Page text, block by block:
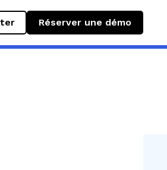
Réserver une démo